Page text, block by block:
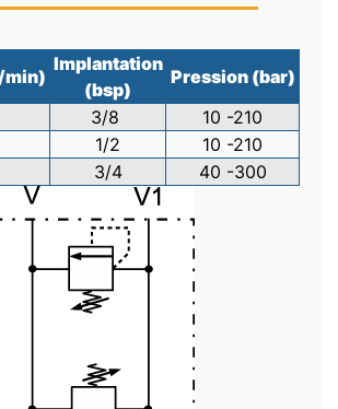
Implantation
(bsp)
Pression (bar)
3/8 10 -210
1/2 10 -210
3/4 40 -300